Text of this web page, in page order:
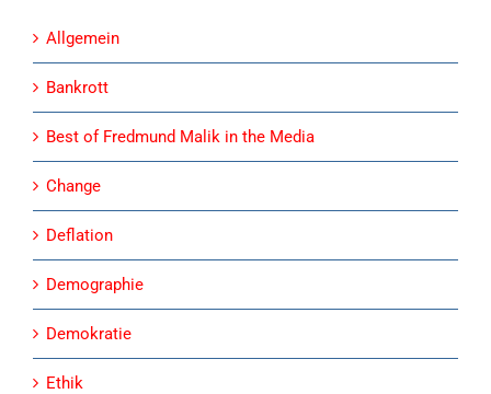
Allgemein
Bankrott
Best of Fredmund Malik in the Media
Change
Deflation
Demographie
Demokratie
Ethik